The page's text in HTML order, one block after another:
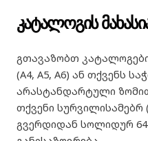
კატალოგის
გთავაზობთ
(A4, A5, A6) ან თქვენს
არასტანდარტული
თქვენი სურვილისამებრ
გვერდიდან სოლიდურ